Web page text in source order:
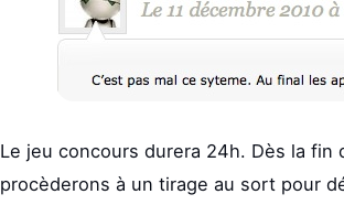
Le jeu concours durera 24h. Dès la fin
procèderons à un tirage au sort pour